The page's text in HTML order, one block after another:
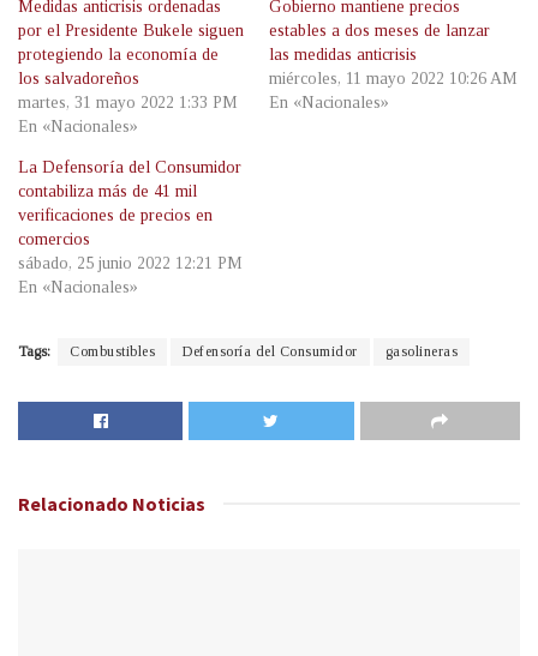
Medidas anticrisis ordenadas
por el Presidente Bukele siguen
protegiendo la economía de
los salvadoreños
martes, 31 mayo 2022 1:33 PM
En «Nacionales»
Gobierno mantiene precios
estables a dos meses de lanzar
las medidas anticrisis
miércoles, 11 mayo 2022 10:26 AM
En «Nacionales»
La Defensoría del Consumidor
contabiliza más de 41 mil
verificaciones de precios en
comercios
sábado, 25 junio 2022 12:21 PM
En «Nacionales»
Tags: Combustibles Defensoría del Consumidor gasolineras
Relacionado Noticias